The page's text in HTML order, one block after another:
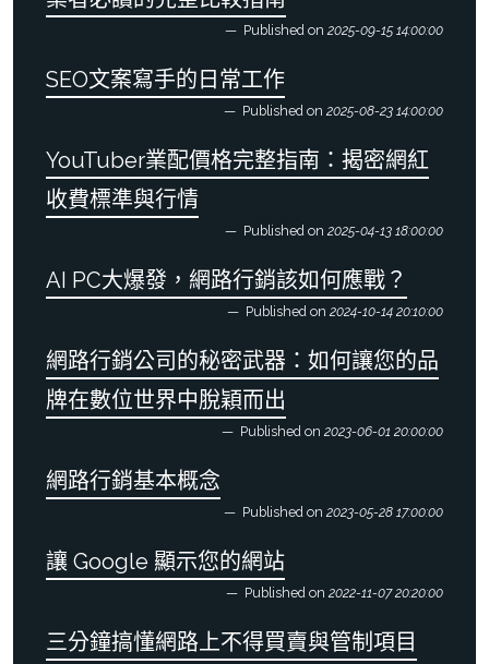
Published on 2025-09-15 14:00:00
SEO文案寫手的日常工作
Published on 2025-08-23 14:00:00
YouTuber業配價格完整指南：揭密網紅
收費標準與行情
Published on 2025-04-13 18:00:00
AI PC大爆發，網路行銷該如何應戰？
Published on 2024-10-14 20:10:00
網路行銷公司的秘密武器：如何讓您的品
牌在數位世界中脫穎而出
Published on 2023-06-01 20:00:00
網路行銷基本概念
Published on 2023-05-28 17:00:00
讓 Google 顯示您的網站
Published on 2022-11-07 20:20:00
三分鐘搞懂網路上不得買賣與管制項目